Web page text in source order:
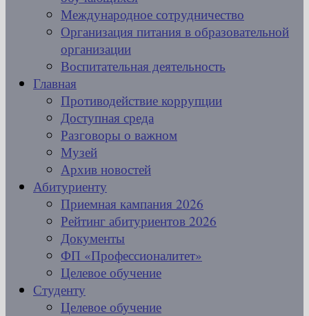
Международное сотрудничество
Организация питания в образовательной
организации
Воспитательная деятельность
Главная
Противодействие коррупции
Доступная среда
Разговоры о важном
Музей
Архив новостей
Абитуриенту
Приемная кампания 2026
Рейтинг абитуриентов 2026
Документы
ФП «Профессионалитет»
Целевое обучение
Студенту
Целевое обучение